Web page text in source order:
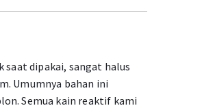
saat dipakai, sangat halus
Umumnya bahan ini
Semua kain reaktif kami